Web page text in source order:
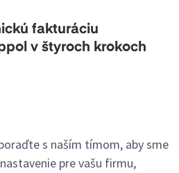
fakturáciu
v štyroch krokoch
s naším tímom, aby sme
pre vašu firmu,